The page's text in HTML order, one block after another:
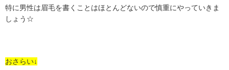
特に男性は眉毛を書くことはほとんどないので慎重にやっていきま
しょう☆
おさらい↓